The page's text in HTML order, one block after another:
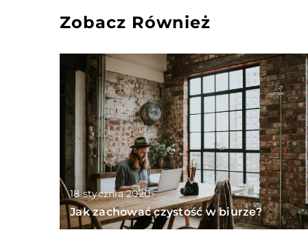
Zobacz Również
18 stycznia 2020
Jak zachować czystość w biurze?